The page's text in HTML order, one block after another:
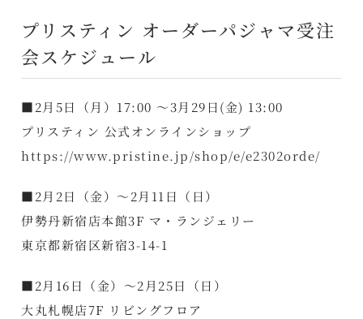
プリスティン オーダーパジャマ受注
会スケジュール
■2月5日（月）17:00 ～3月29日(金) 13:00
プリスティン 公式オンラインショップ
https://www.pristine.jp/shop/e/e2302orde/
■2月2日（金）～2月11日（日）
伊勢丹新宿店本館3F マ・ランジェリー
東京都新宿区新宿3-14-1
■2月16日（金）～2月25日（日）
大丸札幌店7F リビングフロア